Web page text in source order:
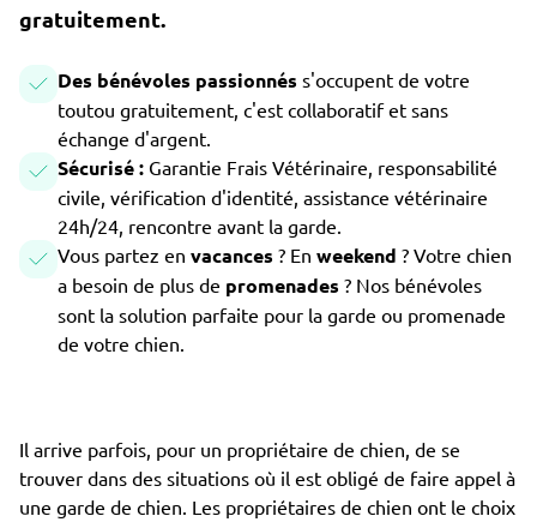
gratuitement.
Des bénévoles passionnés s'occupent de votre
toutou gratuitement, c'est collaboratif et sans
échange d'argent.
Sécurisé : Garantie Frais Vétérinaire, responsabilité
civile, vérification d'identité, assistance vétérinaire
24h/24, rencontre avant la garde.
Vous partez en vacances ? En weekend ? Votre chien
a besoin de plus de promenades ? Nos bénévoles
sont la solution parfaite pour la garde ou promenade
de votre chien.
Il arrive parfois, pour un propriétaire de chien, de se
trouver dans des situations où il est obligé de faire appel à
une garde de chien. Les propriétaires de chien ont le choix